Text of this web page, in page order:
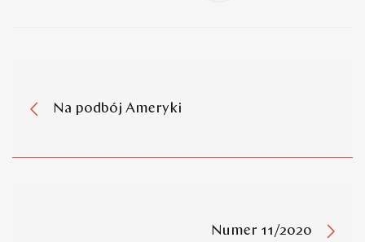
Na podbój Ameryki
Numer 11/2020